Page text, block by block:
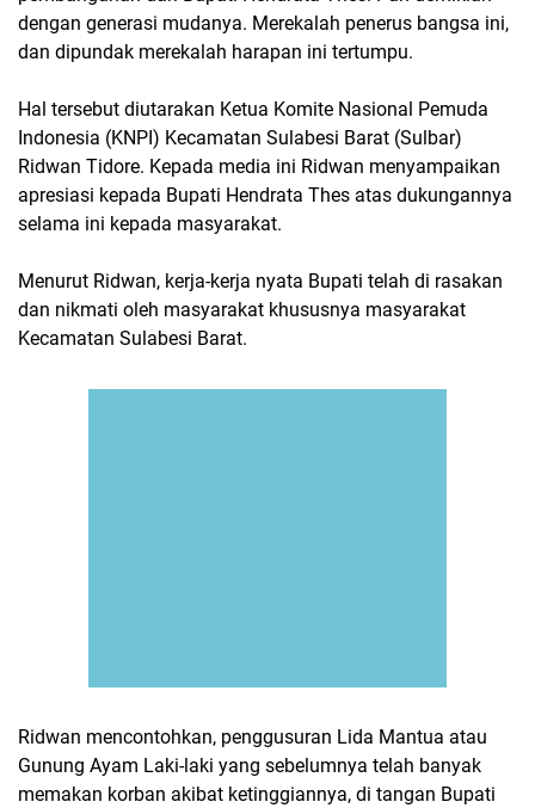
dengan generasi mudanya. Merekalah penerus bangsa ini,
dan dipundak merekalah harapan ini tertumpu.
Hal tersebut diutarakan Ketua Komite Nasional Pemuda
Indonesia (KNPI) Kecamatan Sulabesi Barat (Sulbar)
Ridwan Tidore. Kepada media ini Ridwan menyampaikan
apresiasi kepada Bupati Hendrata Thes atas dukungannya
selama ini kepada masyarakat.
Menurut Ridwan, kerja-kerja nyata Bupati telah di rasakan
dan nikmati oleh masyarakat khususnya masyarakat
Kecamatan Sulabesi Barat.
Ridwan mencontohkan, penggusuran Lida Mantua atau
Gunung Ayam Laki-laki yang sebelumnya telah banyak
memakan korban akibat ketinggiannya, di tangan Bupati